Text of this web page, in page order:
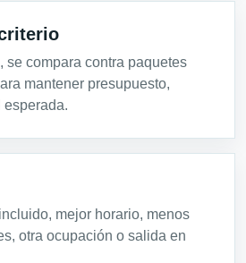
se compara contra paquetes
mantener presupuesto,
mejor horario, menos
otra ocupación o salida en